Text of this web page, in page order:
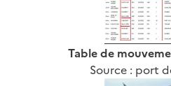
Table de
Source : port